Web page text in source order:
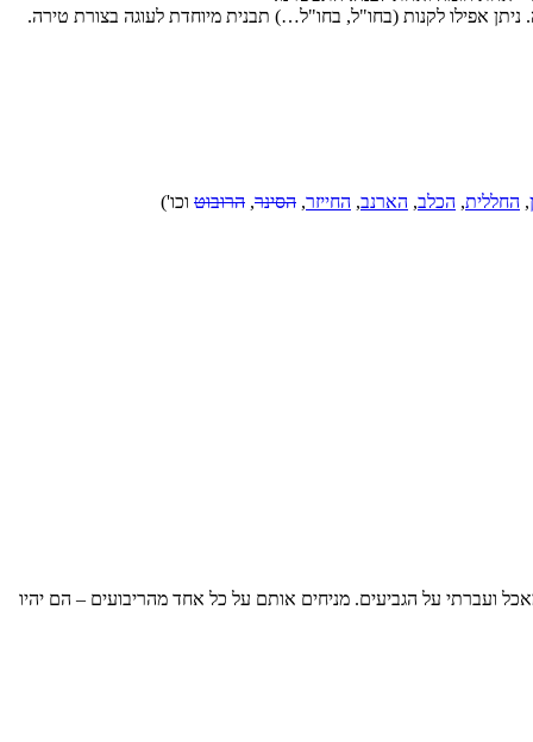
אפילו לקנות (בחו"ל, בחו"ל…) תבנית מיוחדת לעוגה בצורת טירה.
, החללית, הכלב, הארנב, החייזר, הסינר, הרובוט וכו')
ועברתי על הגביעים. מניחים אותם על כל אחד מהריבועים – הם יהיו